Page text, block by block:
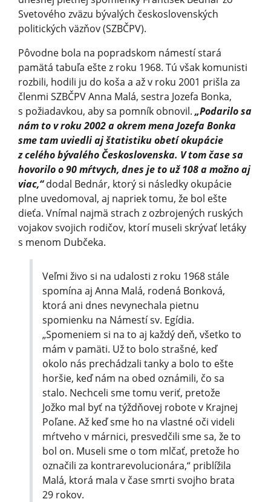
Svetového zväzu bývalých československých
politických väzňov (SZBČPV).
Pôvodne bola na popradskom námestí stará
pamätá tabuľa ešte z roku 1968. Tú však komunisti
rozbili, hodili ju do koša a až v roku 2001 prišla za
členmi SZBČPV Anna Malá, sestra Jozefa Bonka,
s požiadavkou, aby sa pomník obnovil. „Podarilo sa
nám to v roku 2002 a okrem mena Jozefa Bonka
sme tam uviedli aj štatistiku obetí okupácie
z celého bývalého Československa. V tom čase sa
hovorilo o 90 mŕtvych, dnes je to už 108 a možno aj
viac,“dodal Bednár, ktorý si následky okupácie
plne uvedomoval, aj napriek tomu, že bol ešte
dieťa. Vnímal najmä strach z ozbrojených ruských
vojakov svojich rodičov, ktorí museli skrývať letáky
s menom Dubčeka.
Veľmi živo si na udalosti z roku 1968 stále
spomína aj Anna Malá, rodená Bonková,
ktorá ani dnes nevynechala pietnu
spomienku na Námestí sv. Egídia.
„Spomeniem si na to aj každý deň, všetko to
mám v pamäti. Už to bolo strašné, keď
okolo nás prechádzali tanky a bolo to ešte
horšie, keď nám na obed oznámili, čo sa
stalo. Nechceli sme tomu veriť, pretože
Jožko mal byť na týždňovej robote v Krajnej
Poľane. Až keď sme ho na vlastné oči videli
mŕtveho v márnici, presvedčili sme sa, že to
bol on. Museli sme o tom mlčať, pretože ho
označili za kontrarevoluci­onára,“ priblížila
Malá, ktorá mala v čase smrti svojho brata
29 rokov.